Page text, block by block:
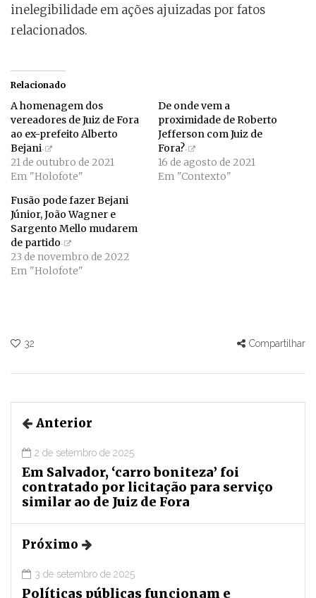
inelegibilidade em ações ajuizadas por fatos
relacionados.
Relacionado
A homenagem dos
vereadores de Juiz de Fora
ao ex-prefeito Alberto
Bejani
21 de outubro de 2021
Em "Holofote"
De onde vem a
proximidade de Roberto
Jefferson com Juiz de
Fora?
16 de agosto de 2021
Em "Contexto"
Fusão pode fazer Bejani
Júnior, João Wagner e
Sargento Mello mudarem
de partido
23 de novembro de 2022
Em "Holofote"
32 Compartilhar
Anterior
2 de setembro de 2025
Em Salvador, ‘carro boniteza’ foi
contratado por licitação para serviço
similar ao de Juiz de Fora
Próximo
3 de setembro de 2025
Políticas públicas funcionam e